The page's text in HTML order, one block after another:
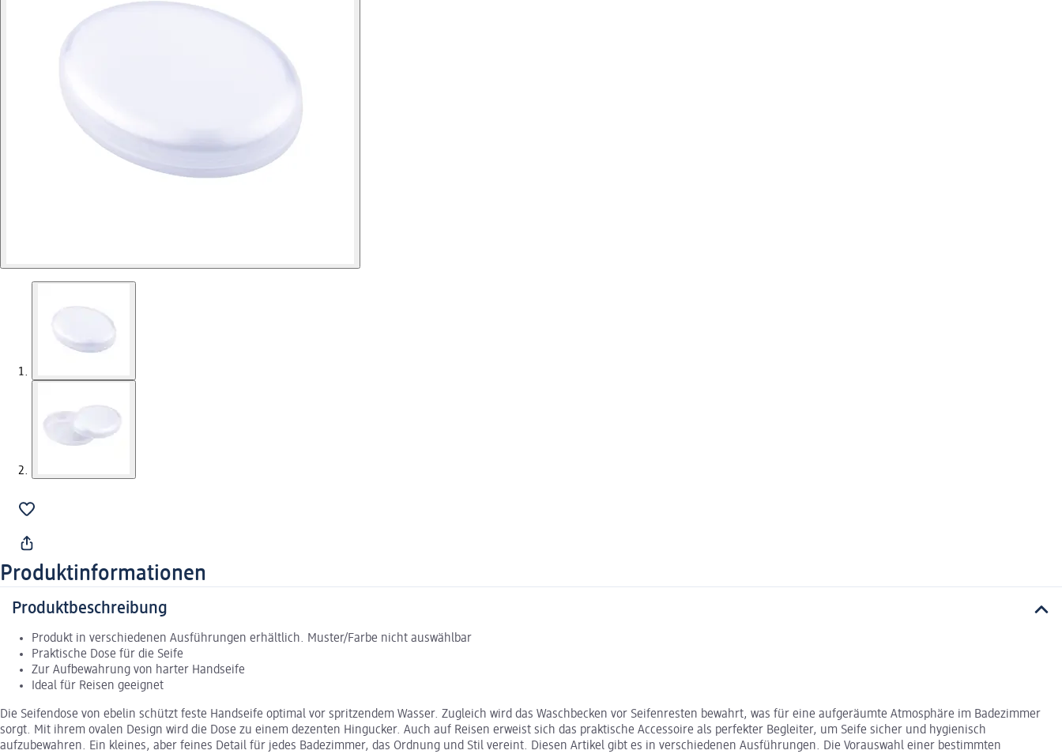
Produktinformationen
Produktbeschreibung
Produkt in verschiedenen Ausführungen erhältlich. Muster/Farbe nicht auswählbar
Praktische Dose für die Seife
Zur Aufbewahrung von harter Handseife
Ideal für Reisen geeignet
Die Seifendose von ebelin schützt feste Handseife optimal vor spritzendem Wasser. Zugleich wird das Waschbecken vor Seifenresten bewahrt, was für eine aufgeräumte Atmosphäre im Badezimmer
sorgt. Mit ihrem ovalen Design wird die Dose zu einem dezenten Hingucker. Auch auf Reisen erweist sich das praktische Accessoire als perfekter Begleiter, um Seife sicher und hygienisch
aufzubewahren. Ein kleines, aber feines Detail für jedes Badezimmer, das Ordnung und Stil vereint. Diesen Artikel gibt es in verschiedenen Ausführungen. Die Vorauswahl einer bestimmten